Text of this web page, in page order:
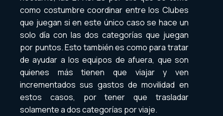
como costumbre coordinar entre los Clubes
que juegan si en este único caso se hace un
solo día con las dos categorías que juegan
por puntos. Esto también es como para tratar
de ayudar a los equipos de afuera, que son
quienes más tienen que viajar y ven
incrementados sus gastos de movilidad en
estos casos, por tener que trasladar
solamente a dos categorías por viaje.